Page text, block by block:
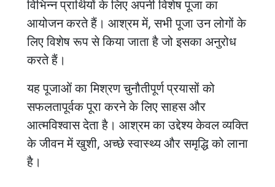
विभिन्न प्रार्थियों के लिए अपनी विशेष पूजा का
आयोजन करते हैं। आश्रम में, सभी पूजा उन लोगों के
लिए विशेष रूप से किया जाता है जो इसका अनुरोध
करते हैं।
यह पूजाओं का मिश्रण चुनौतीपूर्ण प्रयासों को
सफलतापूर्वक पूरा करने के लिए साहस और
आत्मविश्वास देता है। आश्रम का उद्देश्य केवल व्यक्ति
के जीवन में खुशी, अच्छे स्वास्थ्य और समृद्धि को लाना
है।